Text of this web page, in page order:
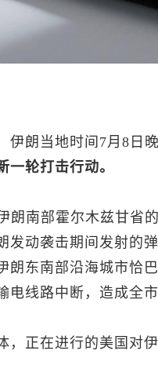
伊朗当地时间7月8日
一轮打击行动。
朗南部霍尔木兹甘省
发动袭击期间发射的
朗东南部沿海城市恰
电线路中断，造成全
，正在进行的美国对